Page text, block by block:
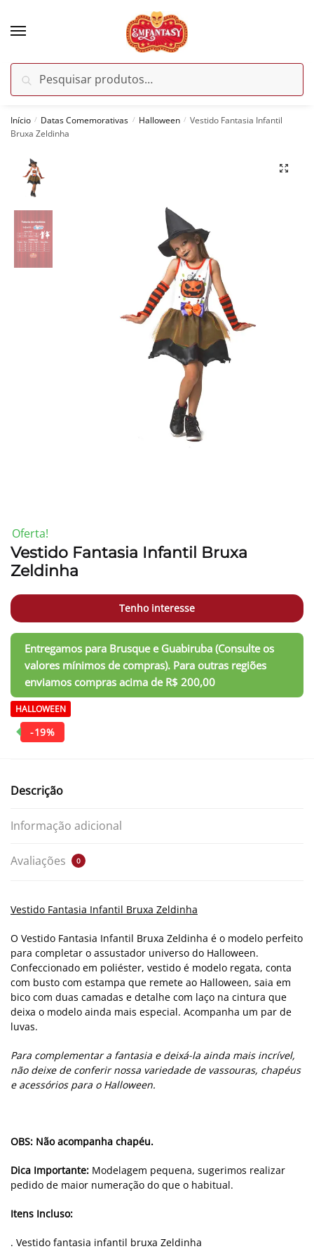
por:
Pesquisar
Início / Datas Comemorativas / Halloween / Vestido Fantasia Infantil
Bruxa Zeldinha
Oferta!
Vestido Fantasia Infantil Bruxa
Zeldinha
Tenho interesse
HALLOWEEN
Descrição
Informação adicional
Avaliações 0
Vestido Fantasia Infantil Bruxa Zeldinha
O Vestido Fantasia Infantil Bruxa Zeldinha é o modelo perfeito
para completar o assustador universo do Halloween.
Confeccionado em poliéster, vestido é modelo regata, conta
com busto com estampa que remete ao Halloween, saia em
bico com duas camadas e detalhe com laço na cintura que
deixa o modelo ainda mais especial. Acompanha um par de
luvas.
Para complementar a fantasia e deixá-la ainda mais incrível,
não deixe de conferir nossa variedade de vassouras, chapéus
e acessórios para o Halloween.
OBS: Não acompanha chapéu.
Dica Importante: Modelagem pequena, sugerimos realizar
pedido de maior numeração do que o habitual.
Itens Incluso:
. Vestido fantasia infantil bruxa Zeldinha